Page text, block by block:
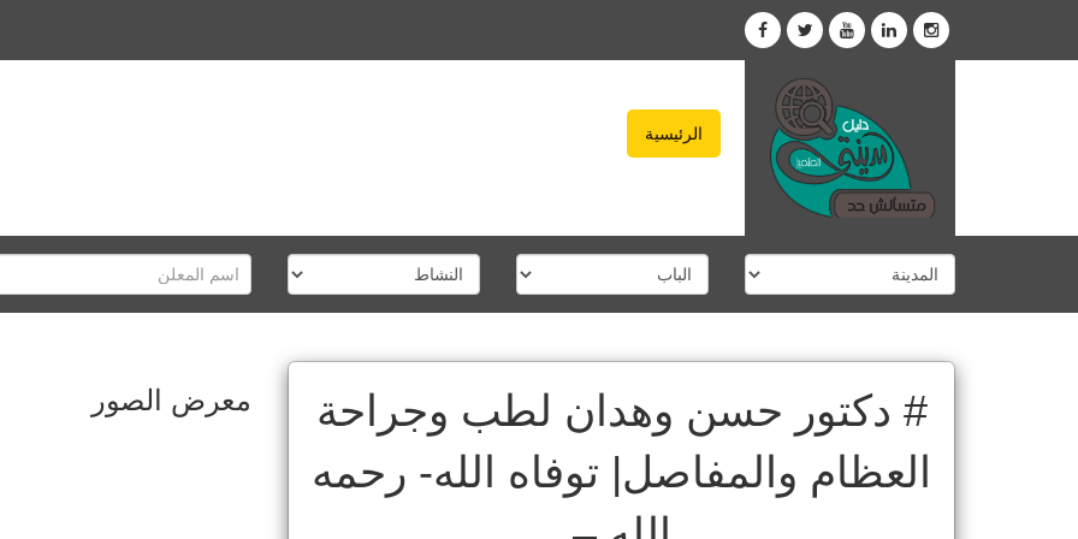
الرئيسية
# دكتور حسن وهدان لطب وجراحة
العظام والمفاصل| توفاه الله- رحمه
معرض الصور